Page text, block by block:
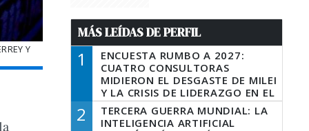
Y
MÁS LEÍDAS DE PERFIL
1
ENCUESTA RUMBO A 2027:
CUATRO CONSULTORAS
MIDIERON EL DESGASTE DE MILEI
Y LA CRISIS DE LIDERAZGO EN EL
PERONISMO
2
TERCERA GUERRA MUNDIAL: LA
INTELIGENCIA ARTIFICIAL